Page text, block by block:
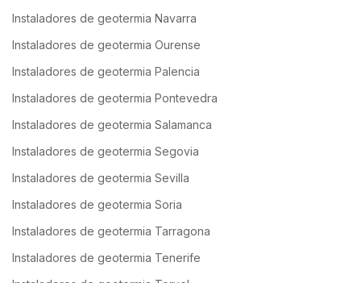
Instaladores de geotermia Navarra
Instaladores de geotermia Ourense
Instaladores de geotermia Palencia
Instaladores de geotermia Pontevedra
Instaladores de geotermia Salamanca
Instaladores de geotermia Segovia
Instaladores de geotermia Sevilla
Instaladores de geotermia Soria
Instaladores de geotermia Tarragona
Instaladores de geotermia Tenerife